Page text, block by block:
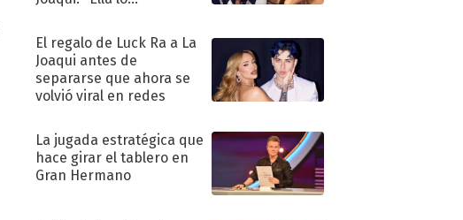
El regalo de Luck Ra a La
Joaqui antes de
separarse que ahora se
volvió viral en redes
La jugada estratégica que
hace girar el tablero en
Gran Hermano